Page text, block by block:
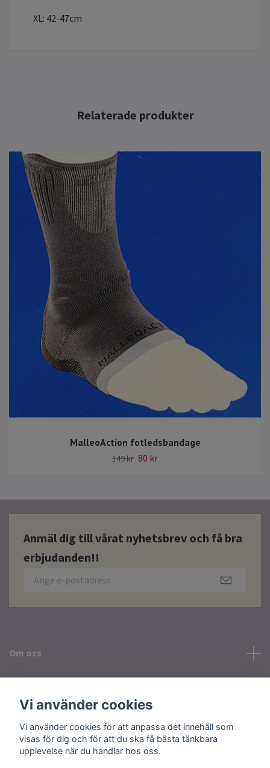
XL: 42-47cm
MalleoAction fotledsbandage
149 kr 80 kr
Anmäl dig till vårat nyhetsbrev och få bra
erbjudanden!!
Om oss
Sociala medier
Vi använder cookies
Vi använder cookies för att anpassa det innehåll som
visas för dig och för att du ska få bästa tänkbara
upplevelse när du handlar hos oss.